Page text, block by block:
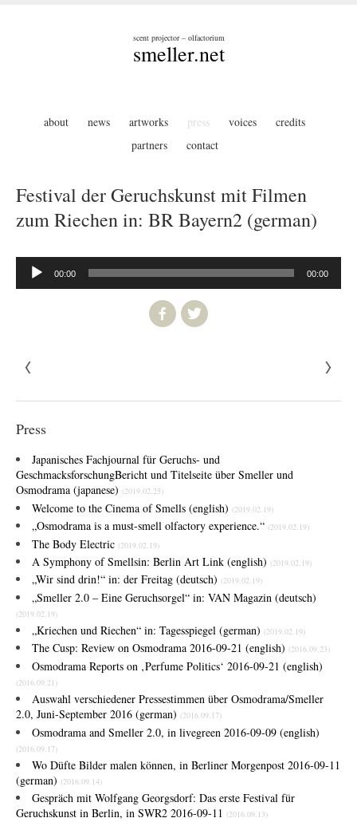
scent projector – olfactorium
smeller.net
about news artworks press voices
credits
partners
contact
Festival der Geruchskunst mit Filmen
zum Riechen in: BR Bayern2 (german)
Audio-
Player
00:00 00:00
Press
Japanisches Fachjournal für Geruchs- und
GeschmacksforschungBericht und Titelseite über Smeller und
Osmodrama (japanese) (2019.02.25)
Welcome to the Cinema of Smells (english) (2019.02.19)
„Osmodrama is a must-smell olfactory experience.“ (2019.02.19)
The Body Electric (2019.02.19)
A Symphony of Smellsin: Berlin Art Link (english) (2019.02.19)
„Wir sind drin!“ in: der Freitag (deutsch) (2019.02.19)
„Smeller 2.0 – Eine Geruchsorgel“ in: VAN Magazin (deutsch)
(2019.02.19)
„Kriechen und Riechen“ in: Tagesspiegel (german) (2019.02.19)
The Cusp: Review on Osmodrama 2016-09-21 (english) (2016.09.23)
Osmodrama Reports on ‚Perfume Politics‘ 2016-09-21 (english)
(2016.09.21)
Auswahl verschiedener Pressestimmen über Osmodrama/Smeller
2.0, Juni-September 2016 (german) (2016.09.17)
Osmodrama and Smeller 2.0, in livegreen 2016-09-09 (english)
(2016.09.17)
Wo Düfte Bilder malen können, in Berliner Morgenpost 2016-09-11
(german) (2016.09.14)
Gespräch mit Wolfgang Georgsdorf: Das erste Festival für
Geruchskunst in Berlin, in SWR2 2016-09-11 (2016.09.13)